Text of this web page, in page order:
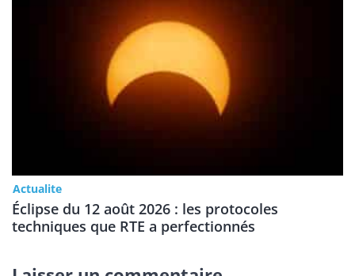
Actualite
Éclipse du 12 août 2026 : les protocoles
techniques que RTE a perfectionnés